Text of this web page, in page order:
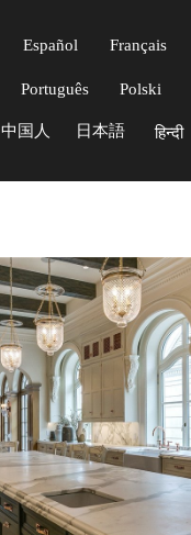
Español Français
Português Polski
中国人 日本語 हिन्दी